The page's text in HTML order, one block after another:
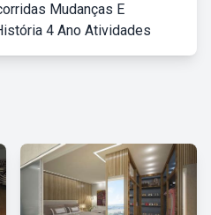
Mudanças E
4 Ano Atividades